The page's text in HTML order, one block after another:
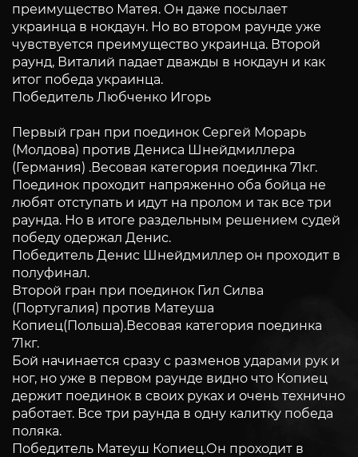
преимущество Матея. Он даже посылает
украинца в нокдаун. Но во втором раунде уже
чувствуется преимущество украинца. Второй
раунд, Виталий падает дважды в нокдаун и как
итог победа украинца.
Победитель Любченко Игорь
Первый гран при поединок Сергей Морарь
(Молдова) против Дениса Шнейдмиллера
(Германия) .Весовая категория поединка 71кг.
Поединок проходит напряженно оба бойца не
любят отступать и идут на пролом и так все три
раунда. Но в итоге раздельным решением судей
победу одержал Денис.
Победитель Денис Шнейдмиллер он проходит в
полуфинал.
Второй гран при поединок Гил Силва
(Португалия) против Матеуша
Копиец(Польша).Весовая категория поединка
71кг.
Бой начинается сразу с разменов ударами рук и
ног, но уже в первом раунде видно что Копиец
держит поединок в своих руках и очень технично
работает. Все три раунда в одну калитку победа
поляка.
Победитель Матеуш Копиец.Он проходит в